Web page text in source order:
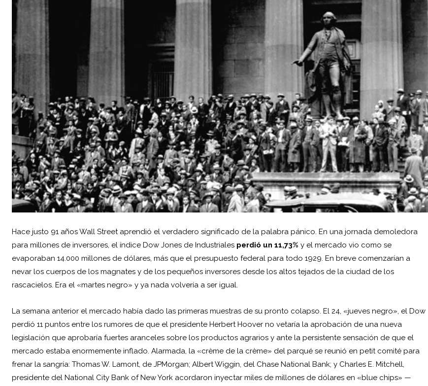
Hace justo 91 añosWall Streetaprendió el verdadero significado de la palabra pánico. En una jornada demoledora
para millones de inversores, el índice Dow Jones de Industriales perdió un 11,73% y el mercado vio como se
evaporaban 14.000 millones de dólares, más que el presupuesto federal para todo 1929. En breve comenzarían a
nevar los cuerpos de los magnates y de los pequeños inversores desde los altos tejados de la ciudad de los
rascacielos. Era el «martes negro» y ya nada volvería a ser igual.
La semana anterior el mercado había dado las primeras muestras de su pronto colapso. El 24, «jueves negro», el Dow
perdió 11 puntos entre los rumores de que el presidente Herbert Hoover no vetaría la aprobación de una nueva
legislación que aprobaría fuertes aranceles sobre los productos agrarios y ante la persistente sensación de que el
mercado estaba enormemente inflado. Alarmada, la «crème de la crème» del parqué se reunió en petit comité para
frenar la sangría: Thomas W. Lamont, de JPMorgan; Albert Wiggin, del Chase National Bank; y Charles E. Mitchell,
presidente del National City Bank ofNew York acordaron inyectar miles de millones de dólares en «blue chips» —